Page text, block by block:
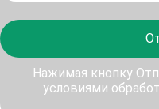
Нажимая кнопку
условиями